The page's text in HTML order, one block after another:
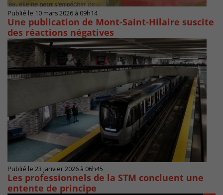
Publié le 10 mars 2026 à 09h14
Une publication de Mont-Saint-Hilaire suscite
des réactions négatives
Publié le 23 janvier 2026 à 06h45
Les professionnels de la STM concluent une
entente de principe